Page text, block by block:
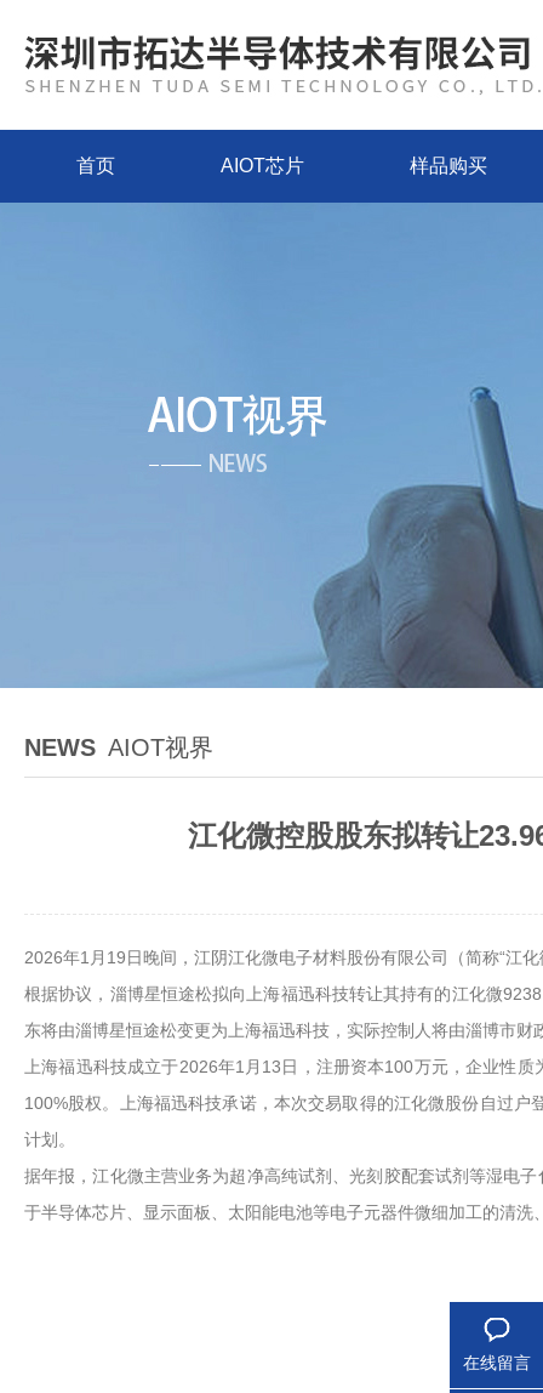
首页 AIOT芯片 样品购买
NEWS AIOT视界
江化微控股股东拟转让
2026年1月19日晚间，江阴江化微电子材料股份有限公司（简称“江
根据协议，淄博星恒途松拟向上海福迅科技转让其持有的江化微
东将由淄博星恒途松变更为上海福迅科技，实际控制人将由淄博市
上海福迅科技成立于2026年1月13日，注册资本100万元，企业性
100%股权。上海福迅科技承诺，本次交易取得的江化微股份自过
计划。
据年报，江化微主营业务为超净高纯试剂、光刻胶配套试剂等湿电
于半导体芯片、显示面板、太阳能电池等电子元器件微细加工的清
在线留言